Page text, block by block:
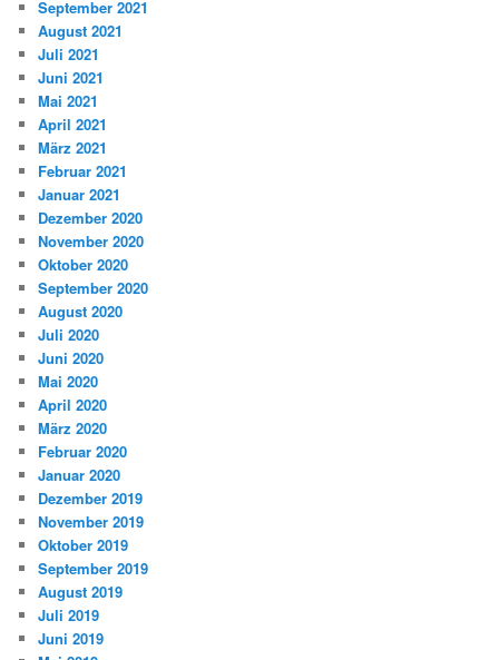
September 2021
August 2021
Juli 2021
Juni 2021
Mai 2021
April 2021
März 2021
Februar 2021
Januar 2021
Dezember 2020
November 2020
Oktober 2020
September 2020
August 2020
Juli 2020
Juni 2020
Mai 2020
April 2020
März 2020
Februar 2020
Januar 2020
Dezember 2019
November 2019
Oktober 2019
September 2019
August 2019
Juli 2019
Juni 2019